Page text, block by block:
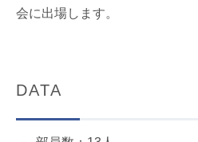
会に出場します。
DATA